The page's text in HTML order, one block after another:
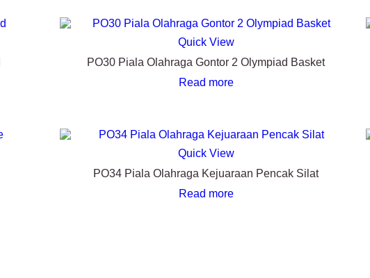
Quick View
PO30 Piala Olahraga Gontor 2 Olympiad Basket
Read more
Quick View
PO34 Piala Olahraga Kejuaraan Pencak Silat
Read more